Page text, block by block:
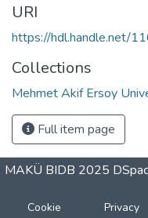
URI
https://hdl.handle.net/
Collections
Mehmet Akif Ersoy
Full item page
MAKÜ BIDB 2025
Cookie
Privacy